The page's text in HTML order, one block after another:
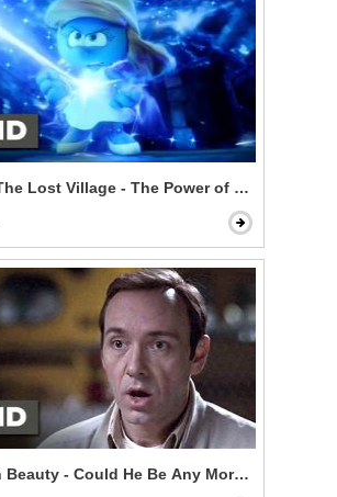
Lost Village - The Power of Smurfette
Beauty - Could He Be Any More Pathetic?